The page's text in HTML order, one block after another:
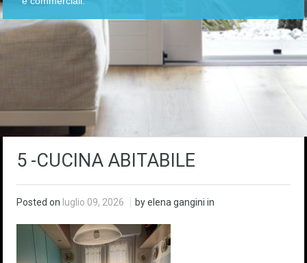
5 -CUCINA ABITABILE
Posted on luglio 09, 2026 by elena gangini in